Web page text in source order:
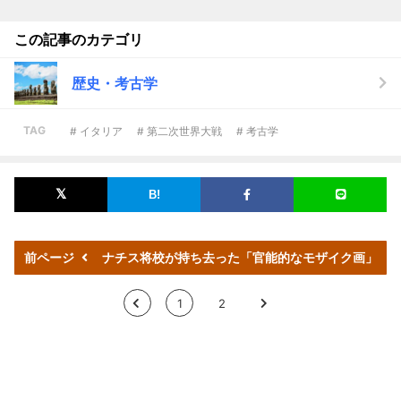
この記事のカテゴリ
歴史・考古学
TAG # イタリア # 第二次世界大戦 # 考古学
前ページ ナチス将校が持ち去った「官能的なモザイク画」
< 1 2 >